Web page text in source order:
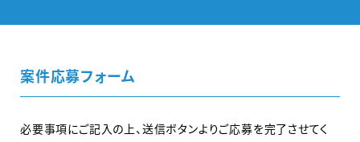
案件応募フォーム
必要事項にご記入の上、送信ボタンよりご応募を完了させてく